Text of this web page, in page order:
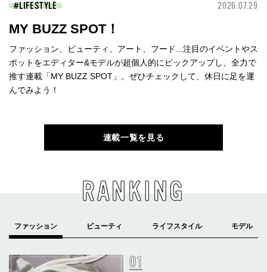
LIFESTYLE 2026.07.29
MY BUZZ SPOT！
ファッション、ビューティ、アート、フード...注目のイベントやス
ポットをエディター&モデルが超個人的にピックアップし、全力で
推す連載「MY BUZZ SPOT」。ぜひチェックして、休日に足を運
んでみよう！
連載一覧を見る
RANKING